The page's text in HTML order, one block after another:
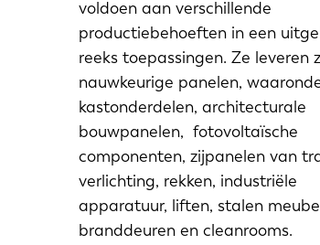
voldoen aan verschillende
productiebehoeften in een
reeks toepassingen. Ze leveren
nauwkeurige panelen,
kastonderdelen, architecturale
bouwpanelen, fotovoltaïsche
componenten, zijpanelen van
verlichting, rekken, industriële
apparatuur, liften, stalen
branddeuren en cleanrooms.